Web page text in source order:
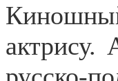
актрису.